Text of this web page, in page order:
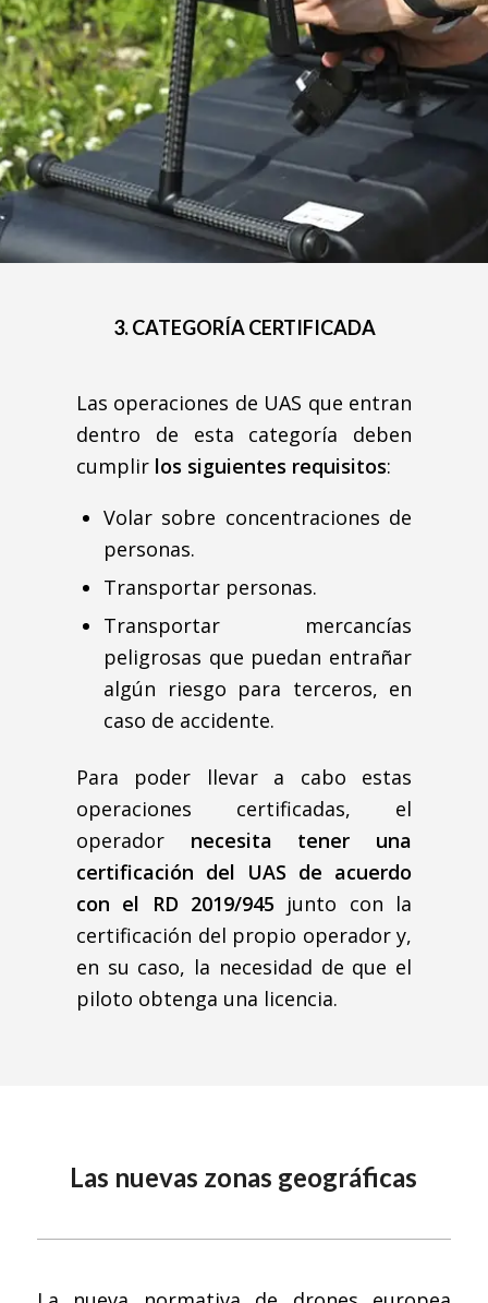
3. CATEGORÍA CERTIFICADA
Las operaciones de UAS que entran
dentro de esta categoría deben
cumplir los siguientes requisitos:
Volar sobre concentraciones de
personas.
Transportar personas.
Transportar mercancías
peligrosas que puedan entrañar
algún riesgo para terceros, en
caso de accidente.
Para poder llevar a cabo estas
operaciones certificadas, el
operador necesita tener una
certificación del UAS de acuerdo
con el RD 2019/945 junto con la
certificación del propio operador y,
en su caso, la necesidad de que el
piloto obtenga una licencia.
Las nuevas zonas geográficas